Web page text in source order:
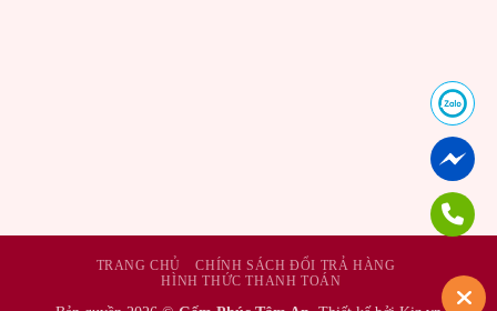
TRANG CHỦ
CHÍNH SÁCH ĐỔI TRẢ HÀNG
HÌNH THỨC THANH TOÁN